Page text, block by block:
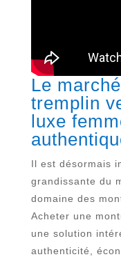
Le
tremplin
luxe
Il est désormais
grandissante du
domaine des
Acheter une
une solution
authenticité,